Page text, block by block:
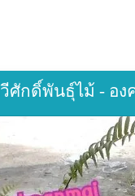
ศักดิ์พันธุ์ไม้ - อ